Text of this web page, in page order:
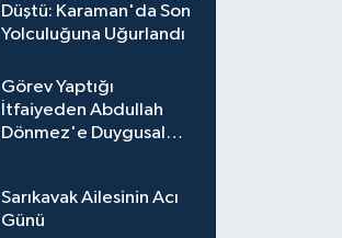
Düştü: Karaman'da Son
Yolculuğuna Uğurlandı
Görev Yaptığı
İtfaiyeden Abdullah
Dönmez'e Duygusal
Sarıkavak Ailesinin Acı
Günü